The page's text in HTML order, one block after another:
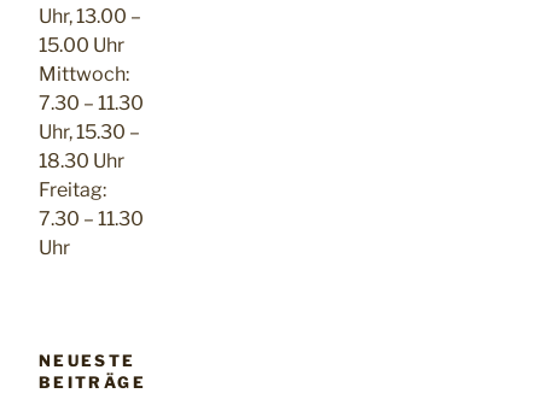
Uhr, 13.00 –
15.00 Uhr
Mittwoch:
7.30 – 11.30
Uhr, 15.30 –
18.30 Uhr
Freitag:
7.30 – 11.30
Uhr
NEUESTE
BEITRÄGE